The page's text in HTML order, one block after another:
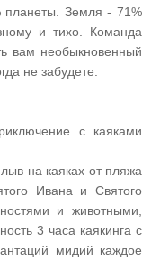
планеты. Земля - 71%
и тихо. Команда
вам необыкновенный
не забудете.
с каяками
на каяках от пляжа
Ивана и Святого
и животными,
3 часа каякинга с
мидий каждое